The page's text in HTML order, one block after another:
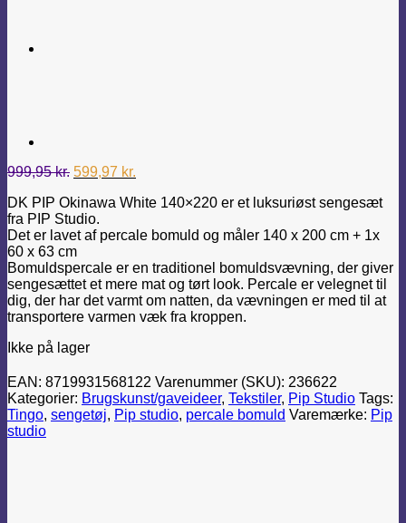
999,95kr. Den
pris
var:
999,95 kr..
599,97 kr.
pris
599,97 kr..
DK PIP Okinawa White 140×220 er et luksuriøst sengesæt
fra PIP Studio.
Det er lavet af percale bomuld og måler 140 x 200 cm + 1x
60 x 63 cm
Bomuldspercale er en traditionel bomuldsvævning, der giver
sengesættet et mere mat og tørt look. Percale er velegnet til
dig, der har det varmt om natten, da vævningen er med til at
transportere varmen væk fra kroppen.
Ikke på lager
EAN: 8719931568122 Varenummer (SKU): 236622
Kategorier: Brugskunst/gaveideer, Tekstiler, Pip Studio Tags:
Tingo, sengetøj, Pip studio, percale bomuld Varemærke: Pip
studio